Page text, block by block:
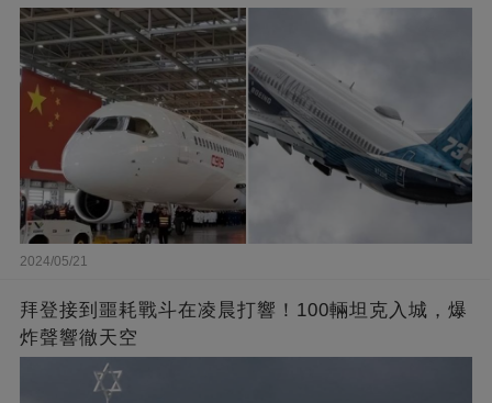
2024/05/21
拜登接到噩耗戰斗在凌晨打響！100輛坦克入城，爆
炸聲響徹天空